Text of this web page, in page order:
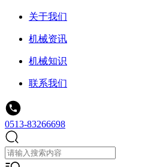
关于我们
机械资讯
机械知识
联系我们
0513-83266698